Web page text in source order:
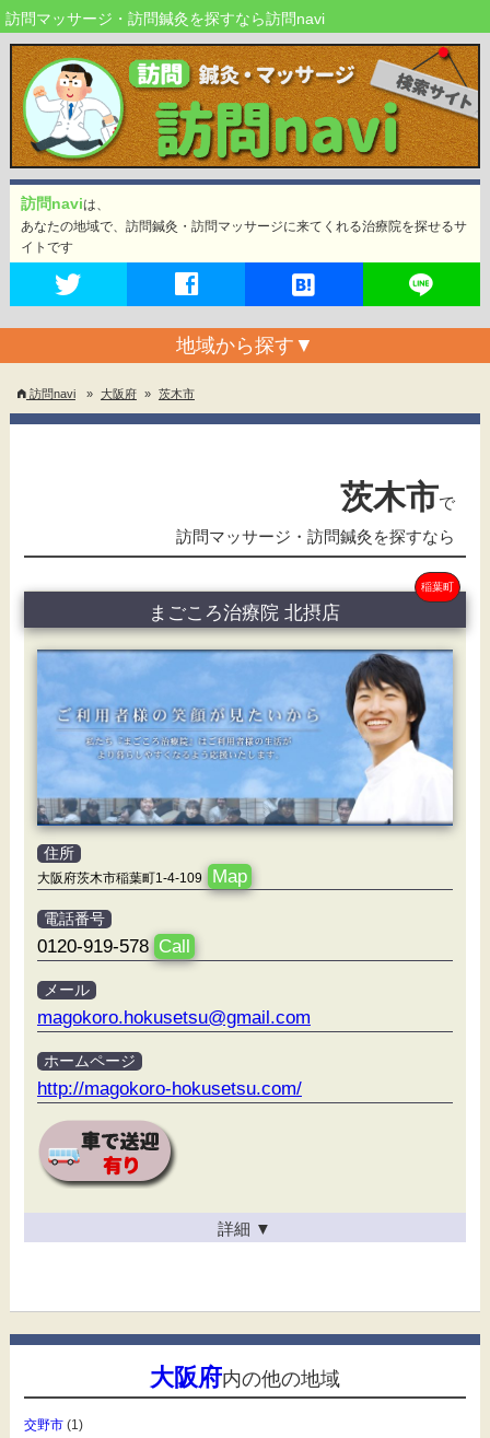
訪問マッサージ・訪問鍼灸を探すなら訪問navi
訪問naviは、
あなたの地域で、訪問鍼灸・訪問マッサージに来てくれる治療院を探せるサ
イトです
地域から探す ▼
訪問navi » 大阪府 » 茨木市
茨木市で
訪問マッサージ・訪問鍼灸を探すなら
稲葉町
まごころ治療院 北摂店
住所
大阪府茨木市稲葉町1-4-109 Map
電話番号
0120-919-578 Call
メール
magokoro.hokusetsu@gmail.com
ホームページ
http://magokoro-hokusetsu.com/
詳細 ▼
大阪府内の他の地域
交野市(1)